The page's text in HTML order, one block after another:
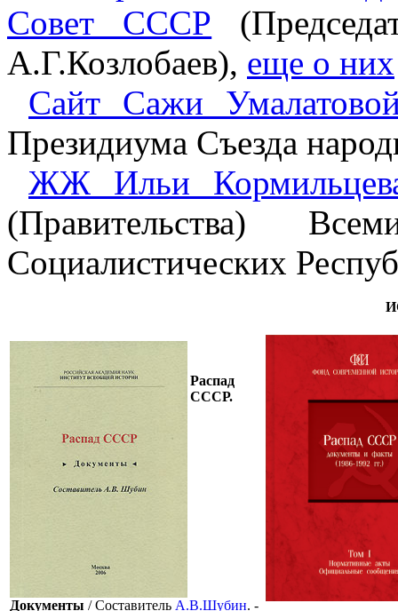
Совет СССР
А.Г.Козлобаев), еще о них
Сайт Сажи
Президиума Съезда
ЖЖ Ильи
(Правительства)
Социалистических
Распад
СССР.
Документы / Составитель А.В.Шубин. -